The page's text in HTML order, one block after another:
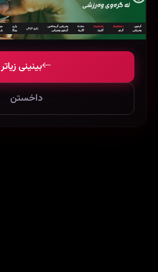
بینینی زیاتر
داخستن